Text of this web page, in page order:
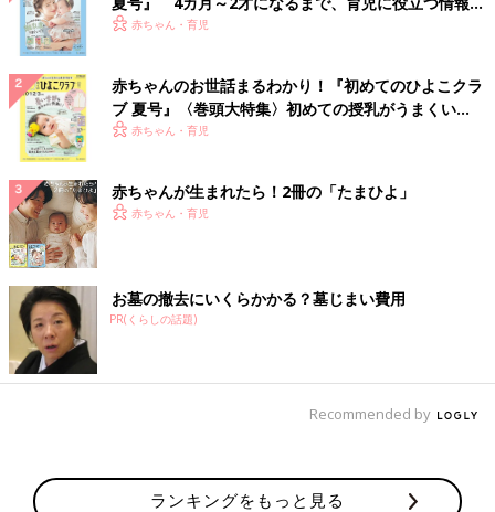
いっぱい！
赤ちゃん・育児
赤ちゃんのお世話まるわかり！『初めてのひよこクラ
ブ 夏号』〈巻頭大特集〉初めての授乳がうまくい
く！ おっぱい・ミルクの基本と夏のトラブル 解決テ
赤ちゃん・育児
赤ちゃんが生まれたら！2冊の「たまひよ」
赤ちゃん・育児
お墓の撤去にいくらかかる？墓じまい費用
PR(くらしの話題)
Recommended by
ランキングをもっと見る